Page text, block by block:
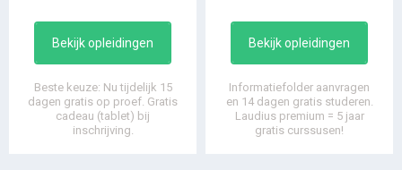
Bekijk opleidingen
Beste keuze: Nu tijdelijk 15
dagen gratis op proef. Gratis
cadeau (tablet) bij
inschrijving.
Bekijk opleidingen
Informatiefolder aanvragen
en 14 dagen gratis studeren.
Laudius premium = 5 jaar
gratis curssusen!